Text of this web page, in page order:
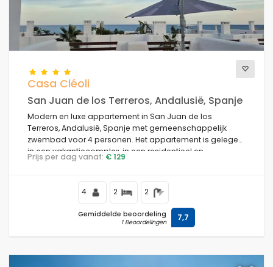
Casa Cléoli
San Juan de los Terreros, Andalusië, Spanje
Modern en luxe appartement in San Juan de los
Terreros, Andalusië, Spanje met gemeenschappelijk
zwembad voor 4 personen. Het appartement is gelegen
in een vakantiecomplex, in een residentieel en
bergachtig strandgebied, dichtbij supermarkten en op
Prijs per dag vanaf: € 129
4 2 2
Gemiddelde beoordeling
1 Beoordelingen 7,7